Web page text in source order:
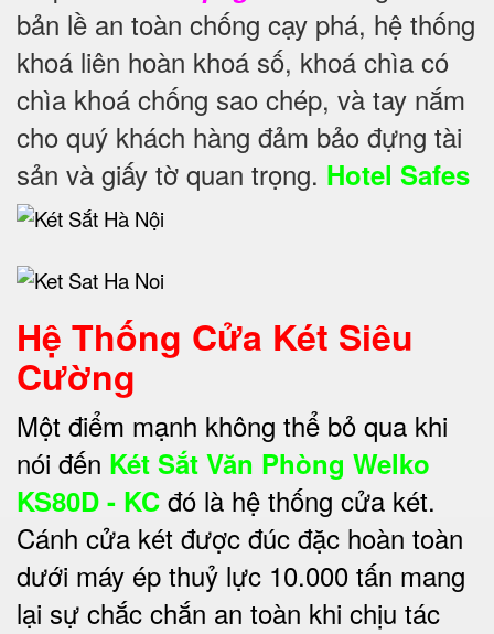
bản lề an toàn chống cạy phá, hệ thống
khoá liên hoàn khoá số, khoá chìa có
chìa khoá chống sao chép, và tay nắm
cho quý khách hàng đảm bảo đựng tài
sản và giấy tờ quan trọng. Hotel Safes
Hệ Thống Cửa Két Siêu
Cường
Một điểm mạnh không thể bỏ qua khi
nói đến Két Sắt Văn Phòng Welko
KS80D - KC đó là hệ thống cửa két.
Cánh cửa két được đúc đặc hoàn toàn
dưới máy ép thuỷ lực 10.000 tấn mang
lại sự chắc chắn an toàn khi chịu tác